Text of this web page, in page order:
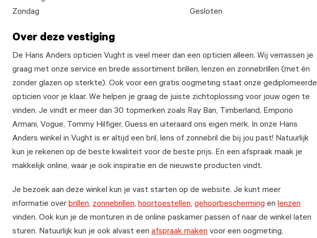
Zondag
Gesloten
Over deze vestiging
De Hans Anders opticien Vught is veel meer dan een opticien alleen. Wij verrassen je
graag met onze service en brede assortiment brillen, lenzen en zonnebrillen (met én
zonder glazen op sterkte). Ook voor een gratis oogmeting staat onze gediplomeerde
opticien voor je klaar. We helpen je graag de juiste zichtoplossing voor jouw ogen te
vinden. Je vindt er meer dan 30 topmerken zoals Ray Ban, Timberland, Emporio
Armani, Vogue, Tommy Hilfiger, Guess en uiteraard ons eigen merk. In onze Hans
Anders winkel in Vught is er altijd een bril, lens of zonnebril die bij jou past! Natuurlijk
kun je rekenen op de beste kwaliteit voor de beste prijs. En een afspraak maak je
makkelijk online, waar je ook inspiratie en de nieuwste producten vindt.
Je bezoek aan deze winkel kun je vast starten op de website. Je kunt meer
informatie over brillen, zonnebrillen, hoortoestellen, gehoorbescherming en lenzen
vinden. Ook kun je de monturen in de online paskamer passen of naar de winkel laten
sturen. Natuurlijk kun je ook alvast een afspraak maken voor een oogmeting,